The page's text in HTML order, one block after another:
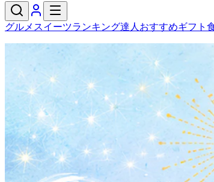
グルメ スイーツランキング達人おすすめギフト